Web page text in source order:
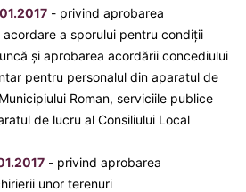
- privind aprobarea
acordare a sporului pentru condiţii
şi aprobarea acordării concediului
pentru personalul din aparatul de
Roman, serviciile publice
de lucru al Consiliului Local
- privind aprobarea
unor terenuri